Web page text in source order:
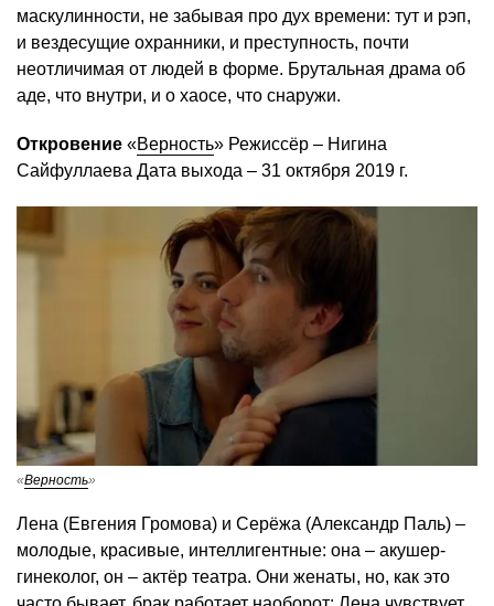
маскулинности, не забывая про дух времени: тут и рэп,
и вездесущие охранники, и преступность, почти
неотличимая от людей в форме. Брутальная драма об
аде, что внутри, и о хаосе, что снаружи.
Откровение «Верность» Режиссёр – Нигина
Сайфуллаева Дата выхода – 31 октября 2019 г.
«Верность»
Лена (Евгения Громова) и Серёжа (Александр Паль) –
молодые, красивые, интеллигентные: она – акушер-
гинеколог, он – актёр театра. Они женаты, но, как это